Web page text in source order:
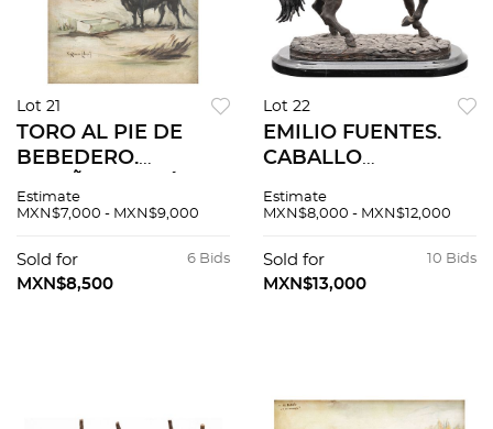
Lot 21
TORO AL PIE DE
BEBEDERO.
sobre tela. Firmado
x 30 cm.
Estimate
MXN$7,000 - MXN$9,000
6 Bids
Sold for
MXN$8,500
Lot 22
EMILIO FUENTES.
CABALLO
MONTAR. Fundición
con base de mármol.
Firmada, fechada y
Estimate
MXN$8,000 - MXN$12,000
10 Bids
Sold for
MXN$13,000